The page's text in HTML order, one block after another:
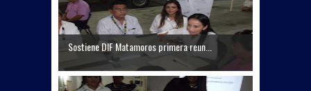
Sostiene DIF Matamoros primera reun...